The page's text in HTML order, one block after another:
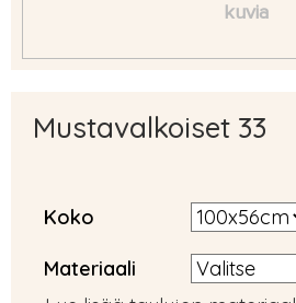
kuvia
Mustavalkoiset 33
Koko
Materiaali